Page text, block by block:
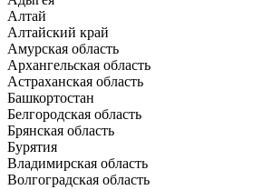
Алтай
Алтайский край
Амурская область
Архангельская область
Астраханская область
Башкортостан
Белгородская область
Брянская область
Бурятия
Владимирская область
Волгоградская область